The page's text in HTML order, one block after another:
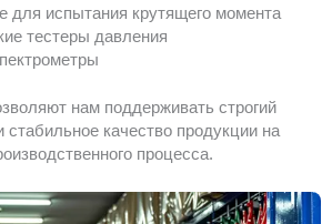
для испытания крутящего момента
тестеры давления
нам поддерживать строгий
стабильное качество продукции на
процесса.